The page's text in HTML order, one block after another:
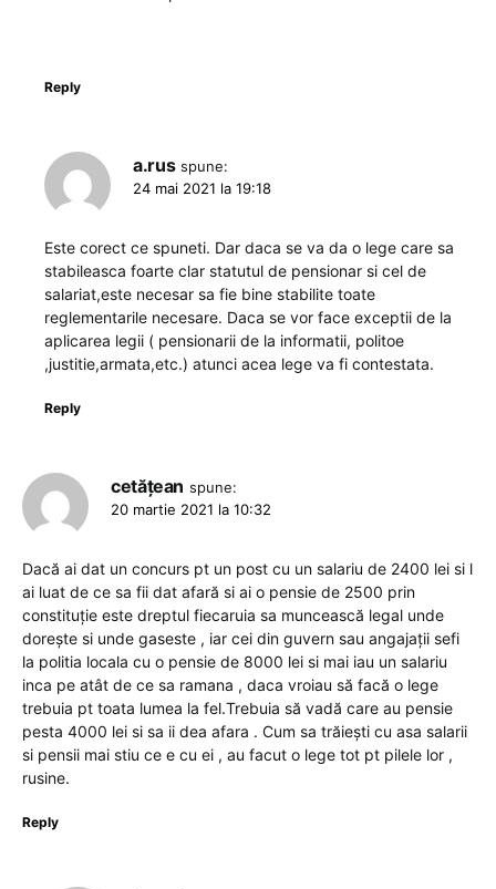
Reply
a.rus spune:
24 mai 2021 la 19:18
Este corect ce spuneti. Dar daca se va da o lege care sa
stabileasca foarte clar statutul de pensionar si cel de
salariat,este necesar sa fie bine stabilite toate
reglementarile necesare. Daca se vor face exceptii de la
aplicarea legii ( pensionarii de la informatii, politoe
,justitie,armata,etc.) atunci acea lege va fi contestata.
Reply
cetățean spune:
20 martie 2021 la 10:32
Dacă ai dat un concurs pt un post cu un salariu de 2400 lei si l
ai luat de ce sa fii dat afară si ai o pensie de 2500 prin
constituție este dreptul fiecaruia sa muncească legal unde
dorește si unde gaseste , iar cei din guvern sau angajații sefi
la politia locala cu o pensie de 8000 lei si mai iau un salariu
inca pe atât de ce sa ramana , daca vroiau să facă o lege
trebuia pt toata lumea la fel.Trebuia să vadă care au pensie
pesta 4000 lei si sa ii dea afara . Cum sa trăiești cu asa salarii
si pensii mai stiu ce e cu ei , au facut o lege tot pt pilele lor ,
rusine.
Reply